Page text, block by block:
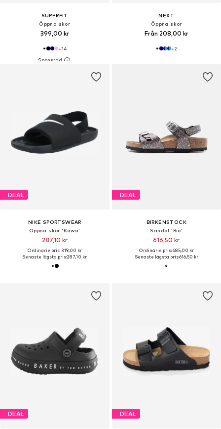
SUPERFIT
Öppna skor
399,00 kr
+14
NEXT
Öppna skor
Från 208,00 kr
+2
DEAL
NIKE SPORTSWEAR
Öppna skor 'Kawa'
287,10 kr
Ordinarie pris: 319,00 kr
Senaste lägsta pris:287,10 kr
DEAL
BIRKENSTOCK
Sandal 'Rio'
616,50 kr
Ordinarie pris: 685,00 kr
Senaste lägsta pris:616,50 kr
DEAL DEAL